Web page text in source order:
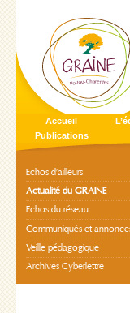
Accueil
Publications
Echos d’ailleurs
Actualité du GRAINE
Echos du réseau
Communiqués et
Veille pédagogique
Archives Cyberlettre